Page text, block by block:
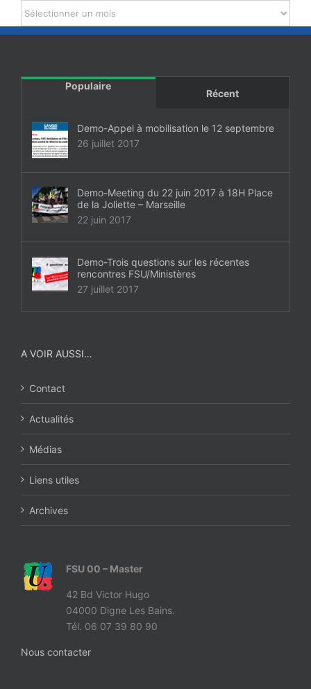
Archives
Populaire
Récent
Demo-Appel à mobilisation le 12 septembre
26 juillet 2017
Demo-Meeting du 22 juin 2017 à 18H Place
de la Joliette – Marseille
22 juin 2017
Demo-Trois questions sur les récentes
rencontres FSU/Ministères
27 juillet 2017
A VOIR AUSSI…
Contact
Actualités
Médias
Liens utiles
Archives
FSU 00 – Master
42 Bd Victor Hugo
04000 Digne Les Bains.
Tél. 06 07 39 80 90
Nous contacter